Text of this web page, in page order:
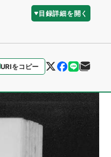
目録詳細を開く
URIをコピー